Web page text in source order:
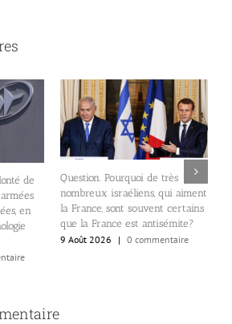
de
en
Question. Pourquoi de très
nombreux israéliens, qui aiment
la France, sont souvent certains
que la France est antisémite?
9 Août 2026
| 0 commentaire